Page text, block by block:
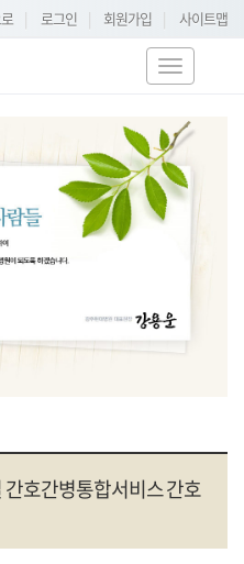
| 로그인 | 회원가입 | 사이트맵
T
g
l
e
g
n
호간병통합서비스 간호